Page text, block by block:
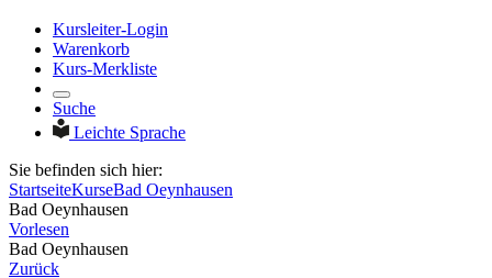
Kursleiter-Login
Warenkorb
Kurs-Merkliste
Suche
Leichte Sprache
Sie befinden sich hier:
StartseiteKurseBad Oeynhausen
Bad Oeynhausen
Vorlesen
Bad Oeynhausen
Zurück